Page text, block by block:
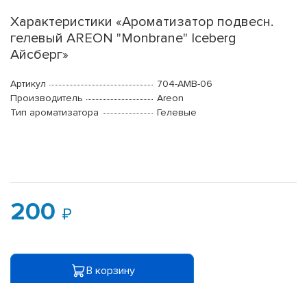
Характеристики «Ароматизатор подвесн.
гелевый AREON "Monbrane" Iceberg
Айсберг»
Артикул
704-AMB-06
Производитель
Areon
Тип ароматизатора
Гелевые
200
В корзину